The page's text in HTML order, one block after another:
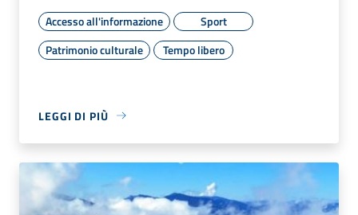
Accesso all'informazione
Sport
Patrimonio culturale
Tempo libero
LEGGI DI PIÙ